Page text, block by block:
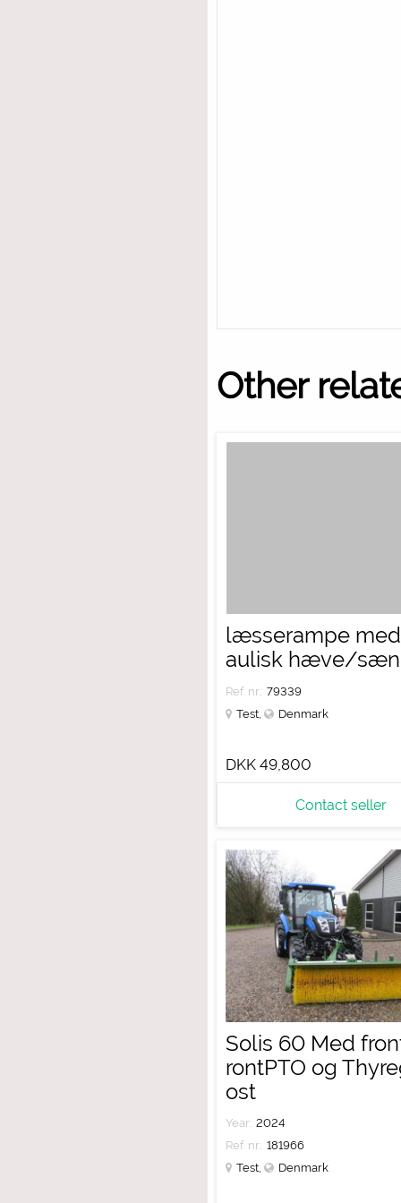
Other
læsserampe
aulisk hæve/
Ref. nr.: 79339
Test
Denmark
DKK 49,800
Contact seller
Solis 60 Med
rontPTO og
ost
Year: 2024
Ref. nr.: 181966
Test, Denmark